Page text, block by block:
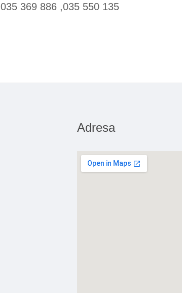
035 369 886 ,035 550 135
Adresa